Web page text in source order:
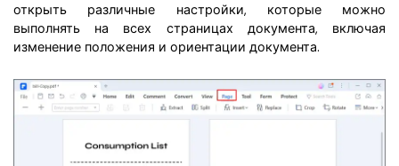
открыть различные настройки, которые можно
выполнять на всех страницах документа, включая
изменение положения и ориентации документа.